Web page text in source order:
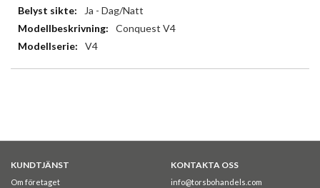
Ja - Dag/Natt
Conquest V4
V4
KUNDTJÄNST
Om företaget
KONTAKTA OSS
info@torsbohandels.com